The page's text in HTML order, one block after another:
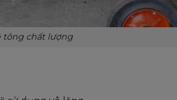
tông chất lượng